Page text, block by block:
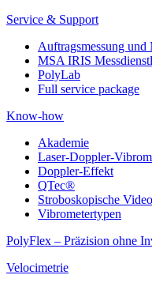
Service & Support
Auftragsmessung und
MSA IRIS
PolyLab
Full service package
Know-how
Akademie
Laser-Doppler-
Doppler-Effekt
QTec®
Stroboskopische
Vibrometertypen
PolyFlex – Präzision ohne
Velocimetrie